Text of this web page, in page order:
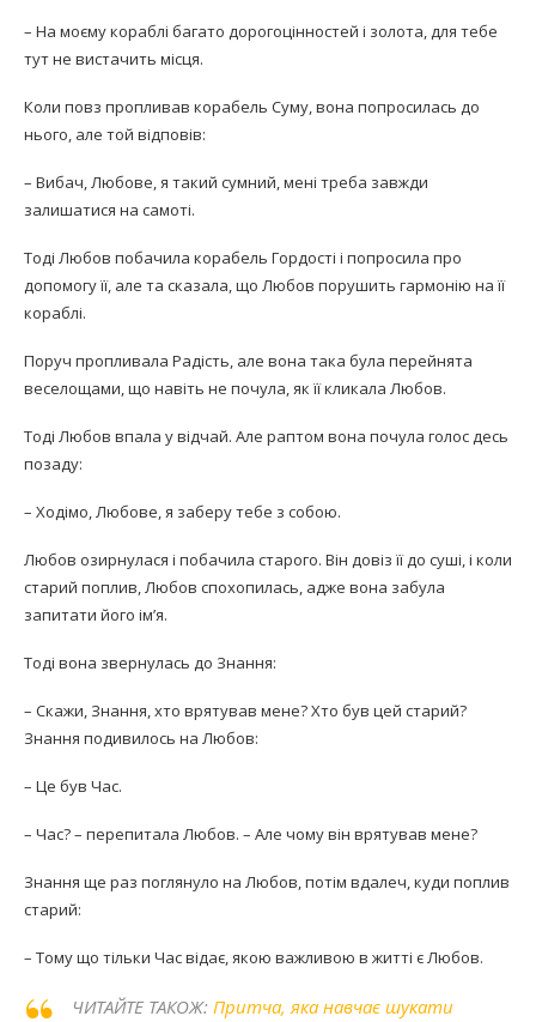
– На моєму кораблі багато дорогоцінностей і золота, для тебе
тут не вистачить місця.
Коли повз пропливав корабель Суму, вона попросилась до
нього, але той відповів:
– Вибач, Любове, я такий сумний, мені треба завжди
залишатися на самоті.
Тоді Любов побачила корабель Гордості і попросила про
допомогу її, але та сказала, що Любов порушить гармонію на її
кораблі.
Поруч пропливала Радість, але вона така була перейнята
веселощами, що навіть не почула, як її кликала Любов.
Тоді Любов впала у відчай. Але раптом вона почула голос десь
позаду:
– Ходімо, Любове, я заберу тебе з собою.
Любов озирнулася і побачила старого. Він довіз її до суші, і коли
старий поплив, Любов спохопилась, адже вона забула
запитати його ім’я.
Тоді вона звернулась до Знання:
– Скажи, Знання, хто врятував мене? Хто був цей старий?
Знання подивилось на Любов:
– Це був Час.
– Час? – перепитала Любов. – Але чому він врятував мене?
Знання ще раз поглянуло на Любов, потім вдалеч, куди поплив
старий:
– Тому що тільки Час відає, якою важливою в житті є Любов.
ЧИТАЙТЕ ТАКОЖ: Притча, яка навчає шукати